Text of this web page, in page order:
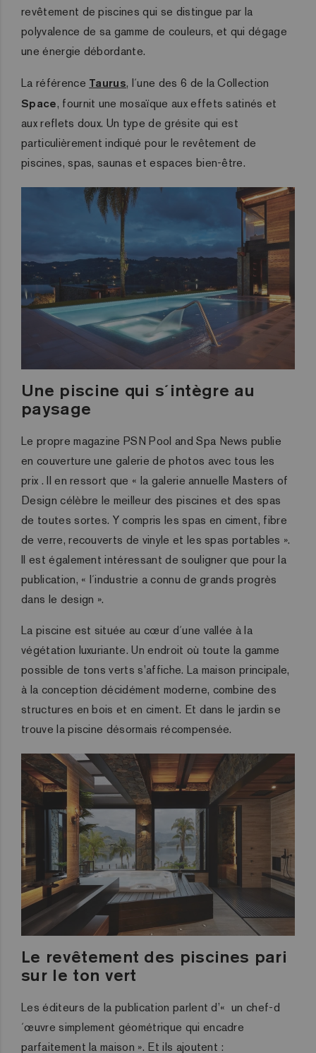
revêtement de piscines qui se distingue par la
polyvalence de sa gamme de couleurs, et qui dégage
une énergie débordante.
La référence Taurus, l´une des 6 de la Collection
Space, fournit une mosaïque aux effets satinés et
aux reflets doux. Un type de grésite qui est
particulièrement indiqué pour le revêtement de
piscines, spas, saunas et espaces bien-être.
Une piscine qui s´intègre au
paysage
Le propre magazine PSN Pool and Spa News publie
en couverture une galerie de photos avec tous les
prix . Il en ressort que « la galerie annuelle Masters of
Design célèbre le meilleur des piscines et des spas
de toutes sortes. Y compris les spas en ciment, fibre
de verre, recouverts de vinyle et les spas portables ».
Il est également intéressant de souligner que pour la
publication, « l´industrie a connu de grands progrès
dans le design ».
La piscine est située au cœur d´une vallée à la
végétation luxuriante. Un endroit où toute la gamme
possible de tons verts s’affiche. La maison principale,
à la conception décidément moderne, combine des
structures en bois et en ciment. Et dans le jardin se
trouve la piscine désormais récompensée.
Le revêtement des piscines pari
sur le ton vert
Les éditeurs de la publication parlent d’« un chef-d
´œuvre simplement géométrique qui encadre
parfaitement la maison ». Et ils ajoutent :